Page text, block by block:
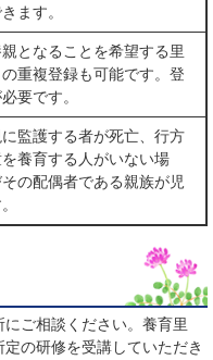
ます。
となることを希望する里
重複登録も可能です。登
要です。
監護する者が死亡、行方
養育する人がいない場
の配偶者である親族が児
ご相談ください。養育里
の研修を受講していただき